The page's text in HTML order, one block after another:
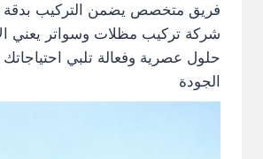
فريق متخصص يضمن التركيب بدقة
شركة تركيب مظلات وسواتر يعني
حلول عصرية وفعالة تلبي احتياجاتك
الجودة